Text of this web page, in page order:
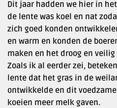
Dit jaar hadden we hier in
de lente was koel en nat
zich goed konden
en warm en konden de
maken en het droog en
Zoals ik al eerder zei,
lente dat het gras in de
ontwikkelde en dit
koeien meer melk gaven.